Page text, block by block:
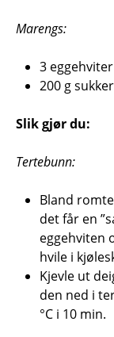
Marengs:
3 eggehviter
200 g sukker
Slik gjør du:
Tertebunn:
Bland
det får en
eggehviten
hvile i
Kjevle ut
den ned i
°C i 10 min.